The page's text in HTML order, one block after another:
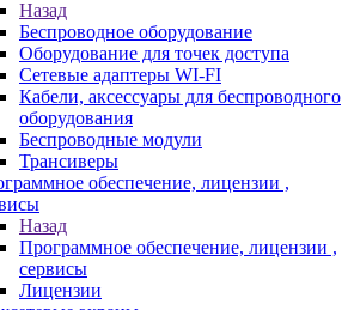
Назад
Беспроводное оборудование
Оборудование для точек доступа
Сетевые адаптеры WI-FI
Кабели, аксессуары для беспроводного
оборудования
Беспроводные модули
Трансиверы
обеспечение, лицензии ,
Назад
Программное обеспечение, лицензии ,
сервисы
Лицензии